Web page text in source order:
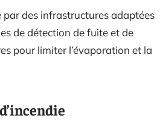
par des infrastructures adaptées
de détection de fuite et de
pour limiter l’évaporation et la